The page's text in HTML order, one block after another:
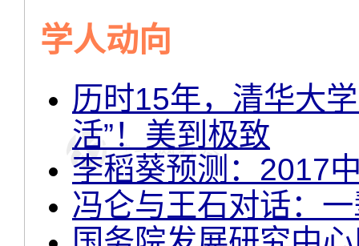
学人动向
历时15年，清华大
活”！美到极致
李稻葵预测：2017
冯仑与王石对话：